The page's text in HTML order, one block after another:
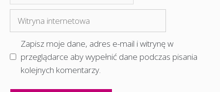
mail
internetowa
Zapisz moje dane, adres e-mail i witrynę w
przeglądarce aby wypełnić dane podczas pisania
kolejnych komentarzy.